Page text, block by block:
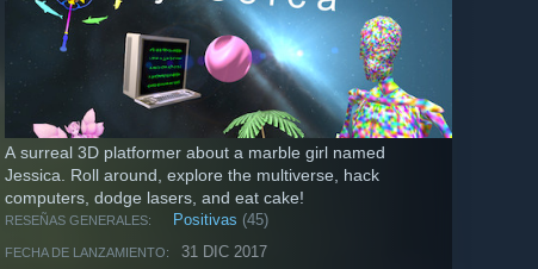
A surreal 3D platformer about a marble girl named
Jessica. Roll around, explore the multiverse, hack
computers, dodge lasers, and eat cake!
RESEÑAS GENERALES: Positivas (45)
FECHA DE LANZAMIENTO: 31 DIC 2017